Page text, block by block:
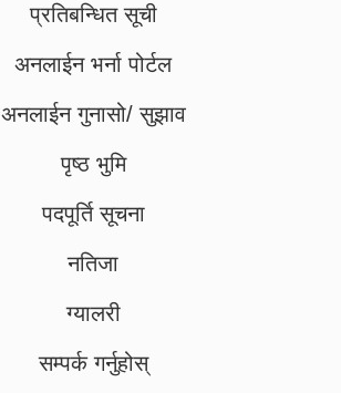
प्रतिबन्धित सूची
अनलाईन भर्ना पोर्टल
अनलाईन गुनासो/ सुझाव
पृष्ठ भुमि
पदपूर्ति सूचना
नतिजा
ग्यालरी
सम्पर्क गर्नुहोस्